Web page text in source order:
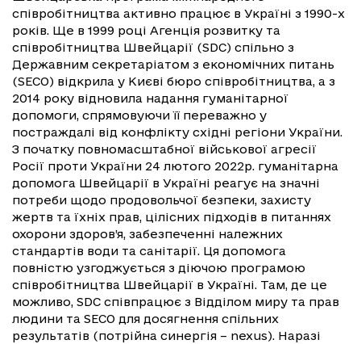
співробітництва активно працює в Україні з 1990-х
років. Ще в 1999 році Агенція розвитку та
співробітництва Швейцарії (SDC) спільно з
Державним секретаріатом з економічних питань
(SECO) відкрила у Києві бюро співробітництва, а з
2014 року відновила надання гуманітарної
допомоги, спрямовуючи її переважно у
постраждалі від конфлікту східні регіони України.
З початку повномасштабної військової агресії
Росії проти України 24 лютого 2022р. гуманітарна
допомога Швейцарії в Україні реагує на значні
потреби щодо продовольчої безпеки, захисту
жертв та їхніх прав, цілісних підходів в питаннях
охорони здоров’я, забезпеченні належних
стандартів води та санітарії. Ця допомога
повністю узгоджується з діючою програмою
співробітництва Швейцарії в Україні. Там, де це
можливо, SDC співпрацює з Відділом миру та прав
людини та SECO для досягнення спільних
результатів (потрійна синергія – nexus). Наразі